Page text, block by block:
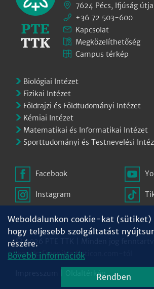
7624 Pécs, Ifjúság
+36 72 503-600
Kapcsolat
Megközelíthetőség
Campus térkép
Biológiai Intézet
Fizikai Intézet
Földrajzi és Földtudományi Intézet
Kémiai Intézet
Matematikai és Informatikai Intézet
Sporttudományi és Testnevelési
Facebook
Instagram
© 2026 PTE TTK | Minden jog
Ikonok:Freepikaflaticon.com
Oldaltérkép
Weboldalunkon cookie-kat (sütiket)
hogy teljesebb szolgáltatást
részére.
Bővebb információk
Rendben